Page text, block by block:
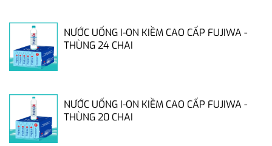
NƯỚC UỐNG I-ON KIỀM CAO CẤP FUJIWA -
THÙNG 24 CHAI
NƯỚC UỐNG I-ON KIỀM CAO CẤP FUJIWA -
THÙNG 20 CHAI